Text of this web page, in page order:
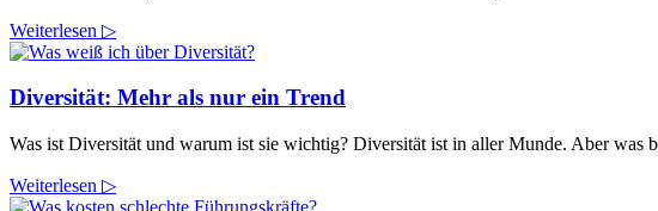
Weiterlesen ▷
Diversität: Mehr als nur ein Trend
Was ist Diversität und warum ist sie wichtig? Diversität ist in aller Munde. Aber was
Weiterlesen ▷